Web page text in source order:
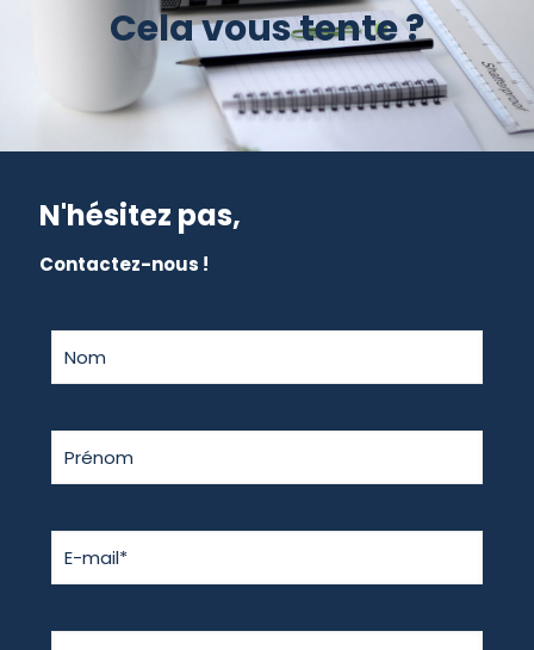
Cela vous tente ?
N'hésitez pas,
Contactez-nous !